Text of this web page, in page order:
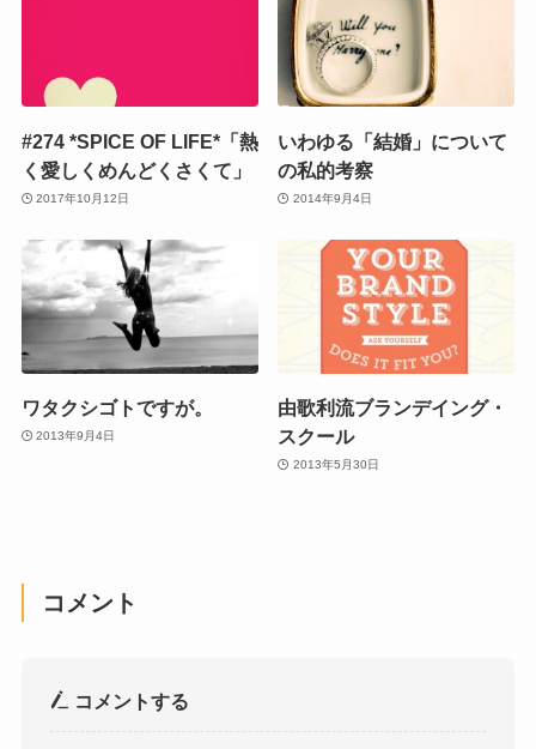
#274 *SPICE OF LIFE*「熱
く愛しくめんどくさくて」
2017年10月12日
いわゆる「結婚」について
の私的考察
2014年9月4日
ワタクシゴトですが。
2013年9月4日
由歌利流ブランデイング・
スクール
2013年5月30日
コメント
コメントする